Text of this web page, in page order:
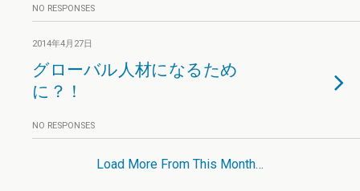
NO RESPONSES
2014年4月27日
グローバル人材になるため
に？！
NO RESPONSES
Load More From This Month…